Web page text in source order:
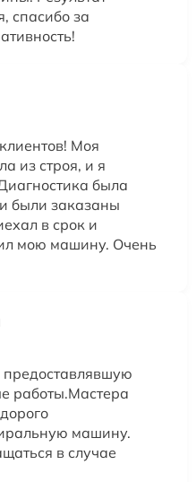
спасибо за
Моя
из строя, и я
была
были заказаны
в срок и
мою машину. Очень
работы.Мастера
машину.
в случае